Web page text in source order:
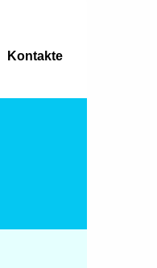
Kontakte